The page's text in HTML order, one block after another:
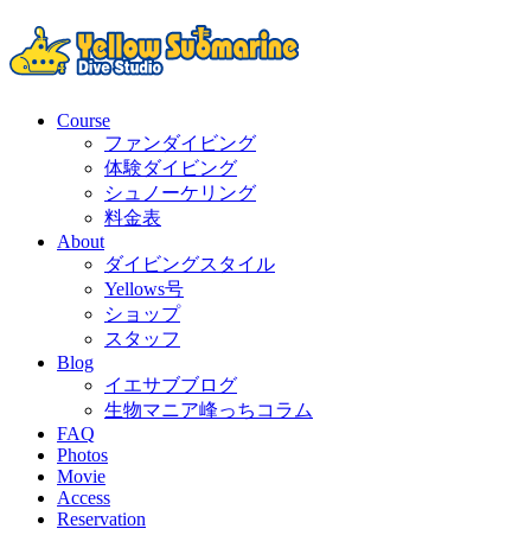
Course
ファンダイビング
体験ダイビング
シュノーケリング
料金表
About
ダイビングスタイル
Yellows号
ショップ
スタッフ
Blog
イエサブブログ
生物マニア峰っちコラム
FAQ
Photos
Movie
Access
Reservation